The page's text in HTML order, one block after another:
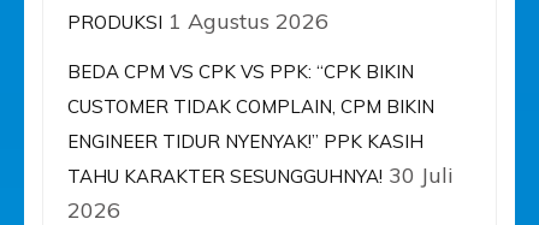
PRODUKSI 1 Agustus 2026
BEDA CPM VS CPK VS PPK: “CPK BIKIN
CUSTOMER TIDAK COMPLAIN, CPM BIKIN
ENGINEER TIDUR NYENYAK!” PPK KASIH
TAHU KARAKTER SESUNGGUHNYA! 30 Juli
2026